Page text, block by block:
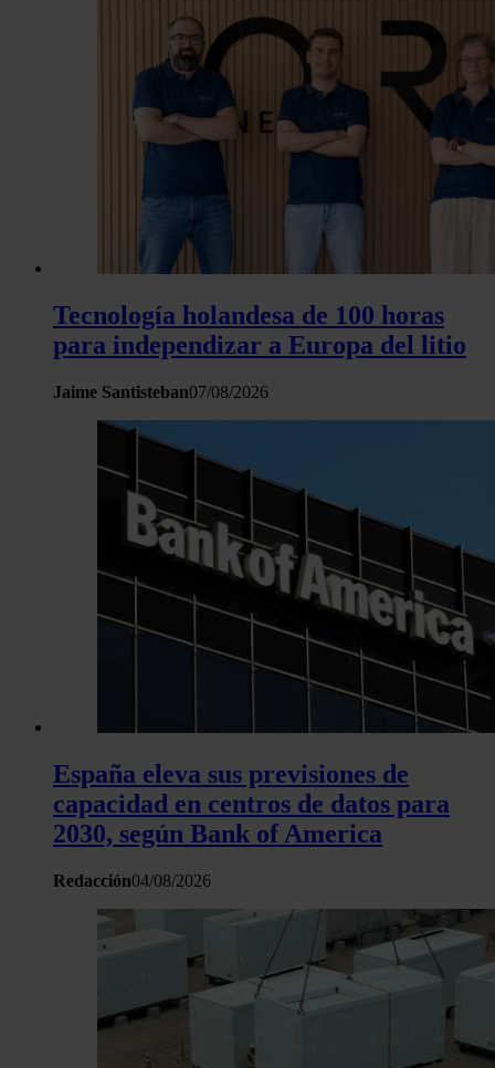
Tecnología holandesa de 100 horas
para independizar a Europa del litio
Jaime Santisteban07/08/2026
España eleva sus previsiones de
capacidad en centros de datos para
2030, según Bank of America
Redacción04/08/2026